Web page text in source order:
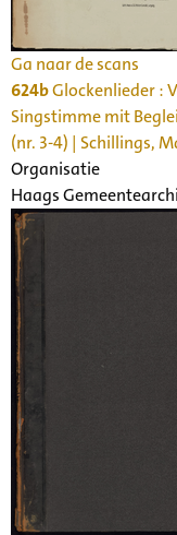
Ga naar de scans
624bGlockenlieder :
Singstimme mit
(nr. 3-4) | Schillings,
Organisatie
Haags